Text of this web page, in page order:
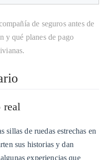
de seguros antes de
y qué planes de pago
real
sillas de ruedas estrechas en
sus historias y dan
experiencias que